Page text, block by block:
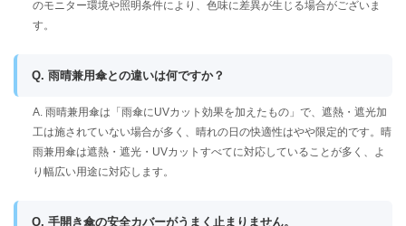
のモニター環境や照明条件により、色味に差異が生じる場合がございま
す。
Q. 雨晴兼用傘との違いは何ですか？
A. 雨晴兼用傘は「雨傘にUVカット効果を加えたもの」で、遮熱・遮光加
工は施されていない場合が多く、晴れの日の快適性はやや限定的です。晴
雨兼用傘は遮熱・遮光・UVカットすべてに対応していることが多く、よ
り幅広い用途に対応します。
Q. 手開き傘の安全カバーがうまく止まりません。